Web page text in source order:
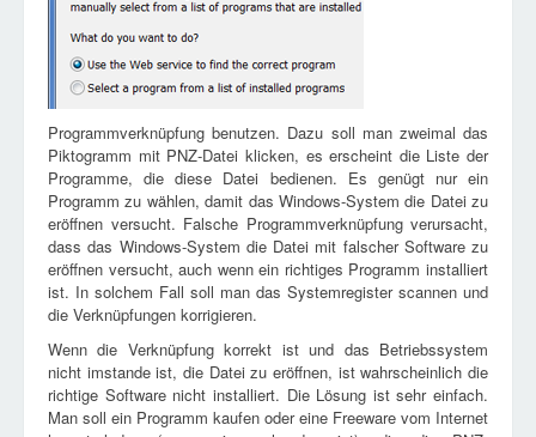
Programmverknüpfung benutzen. Dazu soll man zweimal das
Piktogramm mit PNZ-Datei klicken, es erscheint die Liste der
Programme, die diese Datei bedienen. Es genügt nur ein
Programm zu wählen, damit das Windows-System die Datei zu
eröffnen versucht. Falsche Programmverknüpfung verursacht,
dass das Windows-System die Datei mit falscher Software zu
eröffnen versucht, auch wenn ein richtiges Programm installiert
ist. In solchem Fall soll man das Systemregister scannen und
die Verknüpfungen korrigieren.
Wenn die Verknüpfung korrekt ist und das Betriebssystem
nicht imstande ist, die Datei zu eröffnen, ist wahrscheinlich die
richtige Software nicht installiert. Die Lösung ist sehr einfach.
Man soll ein Programm kaufen oder eine Freeware vom Internet